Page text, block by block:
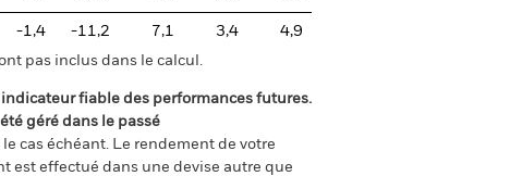
-1,4 -11,2 7,1 3,4
4,9
pas inclus dans le calcul.
fiable des performances futures.
géré dans le passé
cas échéant. Le rendement de votre
est effectué dans une devise autre que